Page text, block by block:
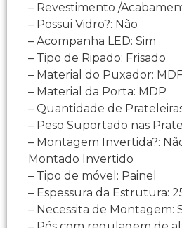
– Revestimento /
– Possui Vidro?: Não
– Acompanha LED: Sim
– Tipo de Ripado: Frisado
– Material do Puxador:
– Material da Porta: MDP
– Quantidade de
– Peso Suportado nas
– Montagem Invertida?:
Montado Invertido
– Tipo de móvel: Painel
– Espessura da Estrutura:
– Necessita de Montagem: